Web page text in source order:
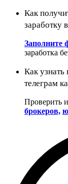
Как
заработку
Заполните
заработка
Как узнать
телеграм
Проверить
брокеров,